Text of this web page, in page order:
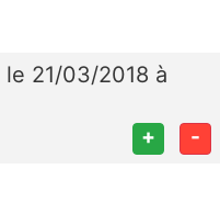
le 21/03/2018 à
+ -